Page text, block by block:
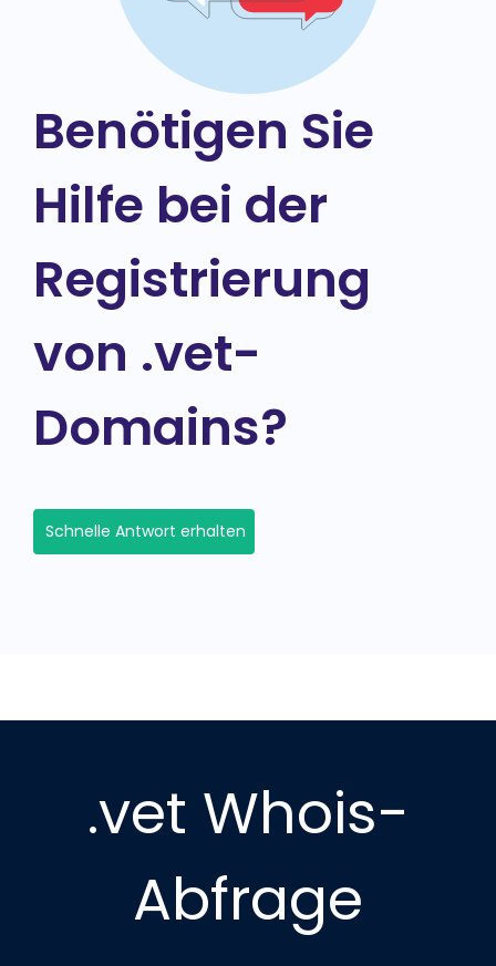
Benötigen Sie
Hilfe bei der
Registrierung
von .vet-
Domains?
Schnelle Antwort erhalten
.vet Whois-
Abfrage